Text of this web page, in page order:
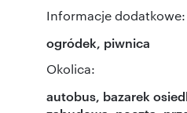
Informacje dodatkowe:
ogródek, piwnica
Okolica:
autobus, bazarek